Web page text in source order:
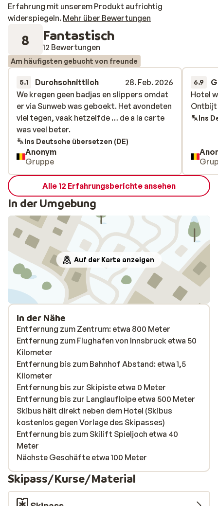
Erfahrung mit unserem Produkt aufrichtig
widerspiegeln. Mehr über Bewertungen
8 Fantastisch
12 Bewertungen
Am häufigsten gebucht von freunde
5.1 Durchschnittlich
28. Feb. 2026
We kregen geen badjas en slippers omdat
er via Sunweb was geboekt. Het avondeten
viel tegen, vaak hetzelfde … de a la carte
was veel beter.
We kregen geen badjas en slippers omdat
er via Sunweb was geboekt. Het avondeten
viel tegen, vaak hetzelfde … de a la carte
was veel beter.
Ins Deutsche übersetzen (DE)
Anonym
Gruppe
6.9
Hotel
Ontbijt
Hotel
Ontbijt
Ins
Alle 12 Erfahrungsberichte ansehen
In der Umgebung
Auf der Karte anzeigen
In der Nähe
Entfernung zum Zentrum: etwa 800 Meter
Entfernung zum Flughafen von Innsbruck etwa 50
Kilometer
Entfernung bis zum Bahnhof Abstand: etwa 1,5
Kilometer
Entfernung bis zur Skipiste etwa 0 Meter
Entfernung bis zur Langlaufloipe etwa 500 Meter
Skibus hält direkt neben dem Hotel (Skibus
kostenlos gegen Vorlage des Skipasses)
Entfernung bis zum Skilift Spieljoch etwa 40
Meter
Nächste Geschäfte etwa 100 Meter
Skipass/Kurse/Material